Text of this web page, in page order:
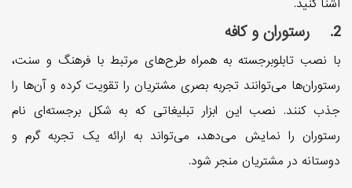
آشنا کنید.
2. رستوران و کافه‌
با نصب تابلوبرجسته به همراه طرح‌های مرتبط با فرهنگ و سنت،
رستوران‌ها می‌توانند تجربه بصری مشتریان را تقویت کرده و آن‌ها را
جذب کنند. نصب این ابزار تبلیغاتی که به شکل برجسته‌ای نام
رستوران را نمایش می‌دهد، می‌تواند به ارائه یک تجربه گرم و
دوستانه در مشتریان منجر شود.